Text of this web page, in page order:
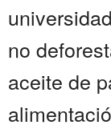
no
aceite de